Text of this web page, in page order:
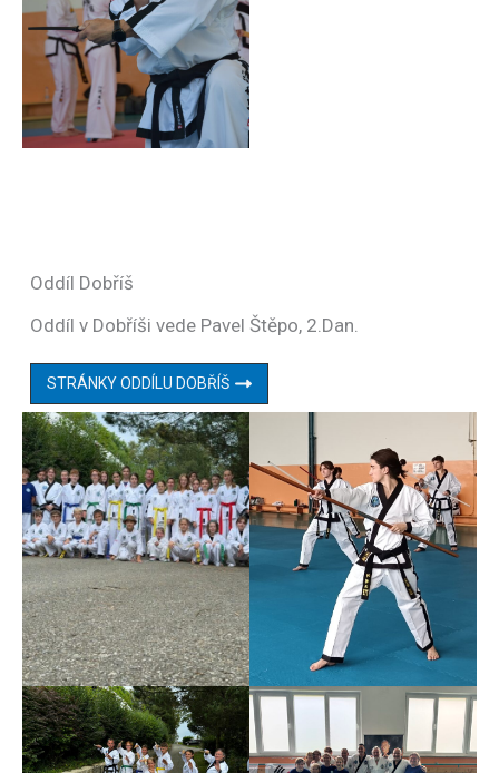
Oddíl Dobříš
Oddíl v Dobříši vede Pavel Štěpo, 2.Dan.
STRÁNKY ODDÍLU DOBŘÍŠ